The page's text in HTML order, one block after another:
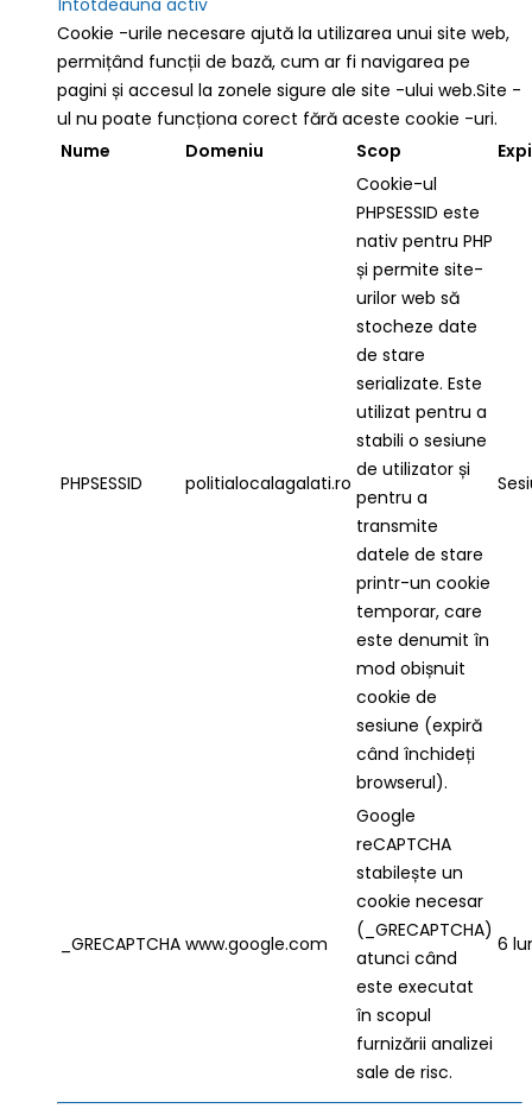
Întotdeauna activ
Cookie -urile necesare ajută la utilizarea unui site web,
permițând funcții de bază, cum ar fi navigarea pe
pagini și accesul la zonele sigure ale site -ului web.Site -
ul nu poate funcționa corect fără aceste cookie -uri.
Nume
Domeniu Scop
PHPSESSID politialocalagalati.ro
Cookie-ul
PHPSESSID este
nativ pentru PHP
și permite site-
urilor web să
stocheze date
de stare
serializate. Este
utilizat pentru a
stabili o sesiune
de utilizator și
pentru a
transmite
datele de stare
printr-un cookie
temporar, care
este denumit în
mod obișnuit
cookie de
sesiune (expiră
când închideți
browserul).
_GRECAPTCHA www.google.com
Google
reCAPTCHA
stabilește un
cookie necesar
(_GRECAPTCHA)
atunci când
este executat
în scopul
furnizării analizei
sale de risc.
6